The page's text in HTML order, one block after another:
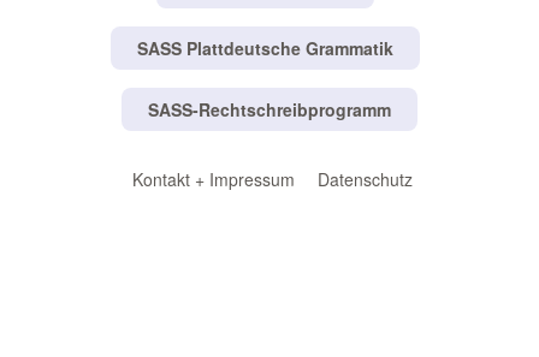
SASS Plattdeutsche Grammatik
SASS-Rechtschreibprogramm
Kontakt + Impressum Datenschutz